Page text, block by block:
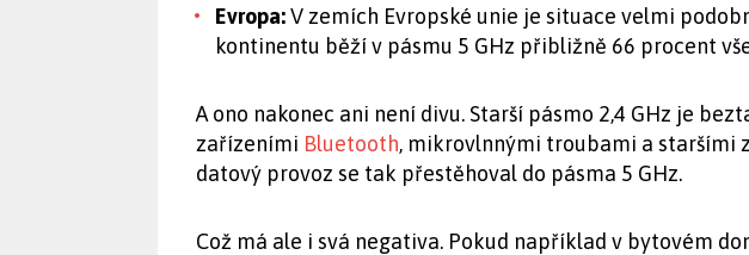
Evropa:V zemích Evropské unie je situace velmi
kontinentu běží v pásmu 5 GHz přibližně 66 procent
A ono nakonec ani není divu. Starší pásmo 2,4 GHz je
zařízeními Bluetooth, mikrovlnnými troubami a staršími
datový provoz se tak přestěhoval do pásma 5 GHz.
Což má ale i svá negativa. Pokud například v bytovém